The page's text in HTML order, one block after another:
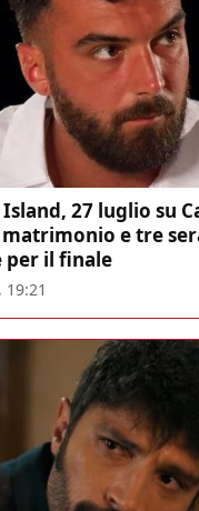
27 luglio su
e tre
per il finale